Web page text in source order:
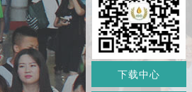
下载中心